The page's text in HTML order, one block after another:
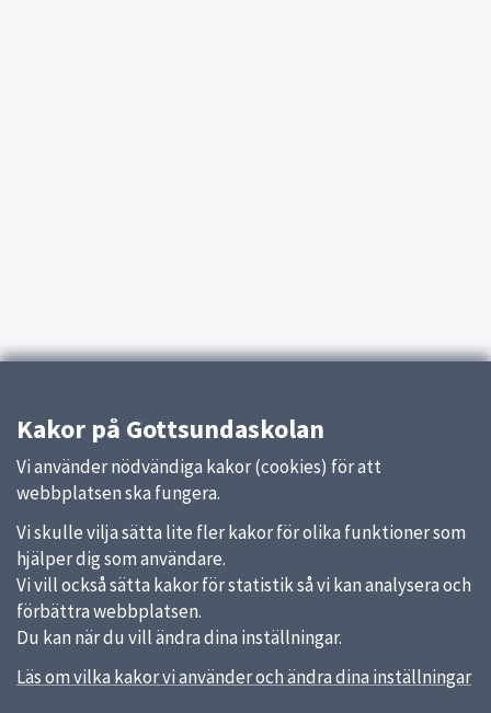
Kakor på Gottsundaskolan
Vi använder nödvändiga kakor (cookies) för att
webbplatsen ska fungera.
Vi skulle vilja sätta lite fler kakor för olika funktioner som
hjälper dig som användare.
Vi vill också sätta kakor för statistik så vi kan analysera och
förbättra webbplatsen.
Du kan när du vill ändra dina inställningar.
Läs om vilka kakor vi använder och ändra dina inställningar